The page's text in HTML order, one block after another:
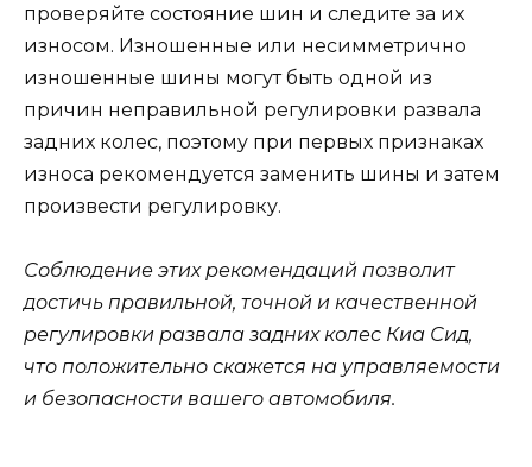
проверяйте состояние шин и следите за их
износом. Изношенные или несимметрично
изношенные шины могут быть одной из
причин неправильной регулировки развала
задних колес, поэтому при первых признаках
износа рекомендуется заменить шины и затем
произвести регулировку.
Соблюдение этих рекомендаций позволит
достичь правильной, точной и качественной
регулировки развала задних колес Киа Сид,
что положительно скажется на управляемости
и безопасности вашего автомобиля.